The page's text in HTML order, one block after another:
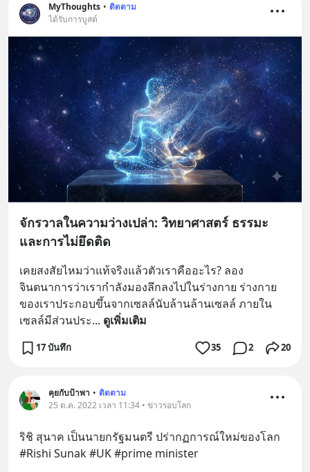
MyThoughts • ติดตาม
ได้รับการบูสต์
จักรวาลในความว่างเปล่า: วิทยาศาสตร์ ธรรมะ
และการไม่ยึดติด
เคยสงสัยไหมว่าแท้จริงแล้วตัวเราคืออะไร? ลอง
จินตนาการว่าเรากำลังมองลึกลงไปในร่างกาย ร่างกาย
ของเราประกอบขึ้นจากเซลล์นับล้านล้านเซลล์ ภายใน
เซลล์มีส่วนประ... ดูเพิ่มเติม
17 บันทึก 35 2 20
คุยกับป้าพา • ติดตาม
25 ต.ค. 2022 เวลา 11:34 • ข่าวรอบโลก
ริชิ สุนาค เป็นนายกรัฐมนตรี ปร่ากฏการณ์ใหม่ของโลก
#Rishi Sunak #UK #prime minister